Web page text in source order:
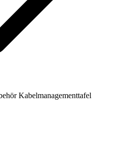
Kabelmanagementtafel